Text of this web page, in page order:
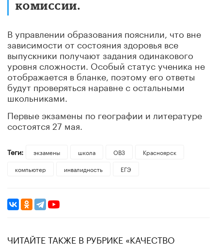
комиссии.
В управлении образования пояснили, что вне
зависимости от состояния здоровья все
выпускники получают задания одинакового
уровня сложности. Особый статус ученика не
отображается в бланке, поэтому его ответы
будут проверяться наравне с остальными
школьниками.
Первые экзамены по географии и литературе
состоятся 27 мая.
Теги: экзамены школа ОВЗ
Красноярск
компьютер
инвалидность ЕГЭ
ЧИТАЙТЕ ТАКЖЕ В РУБРИКЕ «КАЧЕСТВО